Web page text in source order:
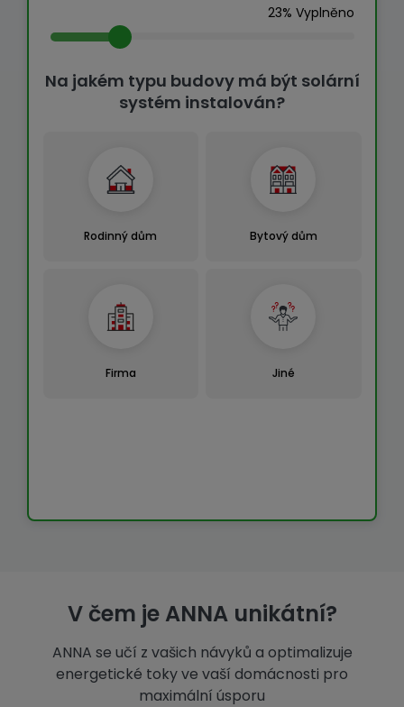
23% Vyplněno
Na jakém typu budovy má být solární
systém instalován?
Rodinný dům Bytový dům
Firma Jiné
V čem je ANNA unikátní?
ANNA se učí z vašich návyků a optimalizuje
energetické toky ve vaší domácnosti pro
maximální úsporu